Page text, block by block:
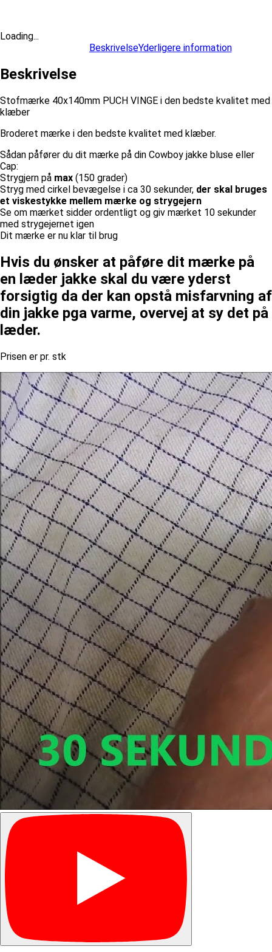
Loading...
BeskrivelseYderligere information
Beskrivelse
Stofmærke 40x140mm PUCH VINGE i den bedste kvalitet med
klæber
Broderet mærke i den bedste kvalitet med klæber.
Sådan påfører du dit mærke på din Cowboy jakke bluse eller
Cap:
Strygjern på max (150 grader)
Stryg med cirkel bevægelse i ca 30 sekunder, der skal bruges
et viskestykke mellem mærke og strygejern
Se om mærket sidder ordentligt og giv mærket 10 sekunder
med strygejernet igen
Dit mærke er nu klar til brug
Hvis du ønsker at påføre dit mærke på
en læder jakke skal du være yderst
forsigtig da der kan opstå misfarvning af
din jakke pga varme, overvej at sy det på
læder.
Prisen er pr. stk